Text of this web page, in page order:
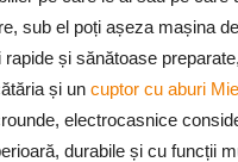
sub el poți așeza mașina
rapide și sănătoase
și un cuptor cu aburi
electrocasnice
durabile și cu funcții